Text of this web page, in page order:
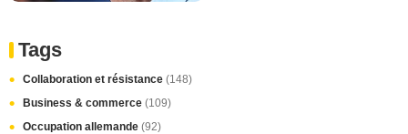
Tags
Collaboration et résistance (148)
Business & commerce (109)
Occupation allemande (92)